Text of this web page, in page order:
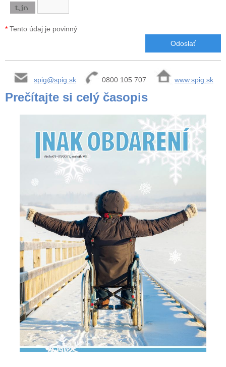
* Tento údaj je povinný
spig@spig.sk 0800 105 707 www.spig.sk
Prečítajte si celý časopis